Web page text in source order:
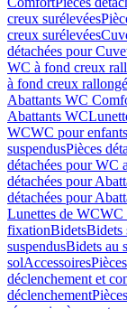
creux surélevées
creux surélevées
détachées pour
WC à fond creux
à fond creux
Abattants WC
Abattants WC
WCWC pour enfants
suspendusPièces
détachées pour WC
détachées pour
détachées pour
Lunettes de WCWC
fixationBidetsBidets
suspendusBidets au
solAccessoires
déclenchement et
déclenchement